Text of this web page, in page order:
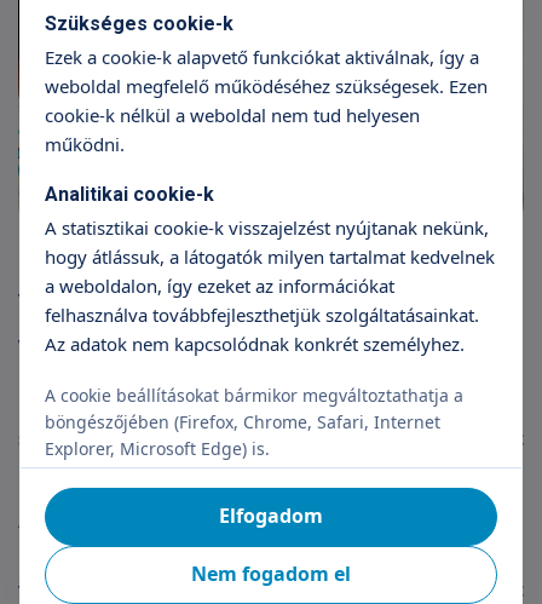
Hű, ennyire vágytál már az élményre vagy a
véletlen hozta így?
Vágytam rá persze, de nem terveztem ilyen hamar.
bennem volt az aggódás, ezért novemberben újra
szigorúan diétázni kezdtem. Aztán karácsony előtt
négy nappal furcsa érzéssel keltem fel reggel.
Eszembe jutott, hogy van a fürdőben egy terhességi
teszt. Gyorsan megcsináltam, s pozitív lett. Azonnal
hívtam a doktor urat, ez december 20-án pénteken
volt, aki mondta, jöjjek be gyorsan. Nagyon örült
Szükséges cookie-k
Ezek a cookie-k alapvető funkciókat aktiválnak, így a
weboldal megfelelő működéséhez szükségesek. Ezen
cookie-k nélkül a weboldal nem tud helyesen
működni.
Analitikai cookie-k
A statisztikai cookie-k visszajelzést nyújtanak nekünk,
hogy átlássuk, a látogatók milyen tartalmat kedvelnek
a weboldalon, így ezeket az információkat
felhasználva továbbfejleszthetjük szolgáltatásainkat.
Az adatok nem kapcsolódnak konkrét személyhez.
A cookie beállításokat bármikor megváltoztathatja a
böngészőjében (Firefox, Chrome, Safari, Internet
Explorer, Microsoft Edge) is.
Nem fogadom el
Elfogadom